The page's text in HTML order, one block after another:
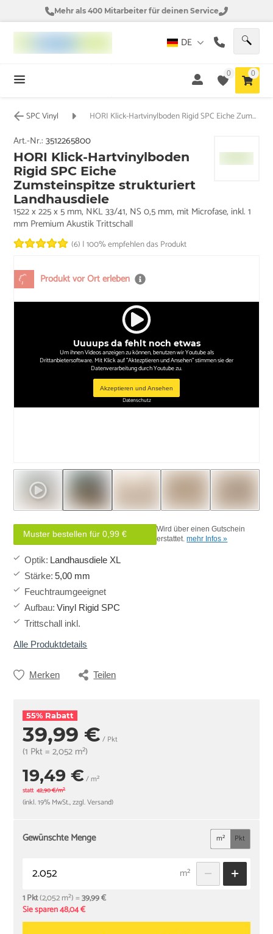
Mehr als 400 Mitarbeiter für deinen Service
DE
0 0
SPC Vinyl HORI Klick-Hartvinylboden Rigid SPC Eiche Zumsteinspitze strukturiert Landhausdiele
Produkt vor Ort erleben
Uuuups da fehlt noch etwas
Um ihnen Videos anzeigen zu können, benutzen wir Youtube als
Drittanbietersoftware. Mit Klick auf "Aktezptieren und Ansehen" stimmen sie der
Datenverarbeitung durch Youtube zu.
Akzeptieren und Ansehen
Datenschutz
Art.-Nr.:3512265800
HORI Klick-Hartvinylboden
Rigid SPC Eiche
Zumsteinspitze strukturiert
Landhausdiele
1522 x 225 x 5 mm, NKL 33/41, NS 0,5 mm, mit Microfase, inkl. 1
mm Premium Akustik Trittschall
(6) |100% empfehlen das Produkt
Muster bestellen für 0,99 €
Wird über einen Gutschein
erstattet.mehr Infos »
Optik: Landhausdiele XL
Stärke: 5,00 mm
Feuchtraumgeeignet
Aufbau: Vinyl Rigid SPC
Trittschall inkl.
Alle Produktdetails
Merken Teilen
55% Rabatt
39,99 € / Pkt
(1 Pkt = 2,052 m²)
19,49 €/ m²
statt 42,90 €/m²
(inkl. 19% MwSt., zzgl. Versand)
Gewünschte Menge m² Pkt
m²
1 Pkt(2,052 m²) =39,99 €
Sie sparen 48,04 €